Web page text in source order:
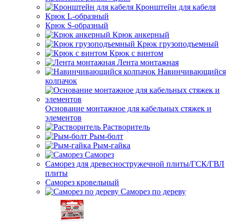
Кронштейн для кабеля
Крюк L-образный
Крюк S-образный
Крюк анкерный
Крюк грузоподъемный
Крюк с винтом
Лента монтажная
Навинчивающийся
колпачок
Основание монтажное для кабельных стяжек и
элементов
Растворитель
Рым-болт
Рым-гайка
Саморез
Саморез для древесностружечной плиты/ГСК/ГВЛ
плиты
Саморез кровельный
Саморез по дереву